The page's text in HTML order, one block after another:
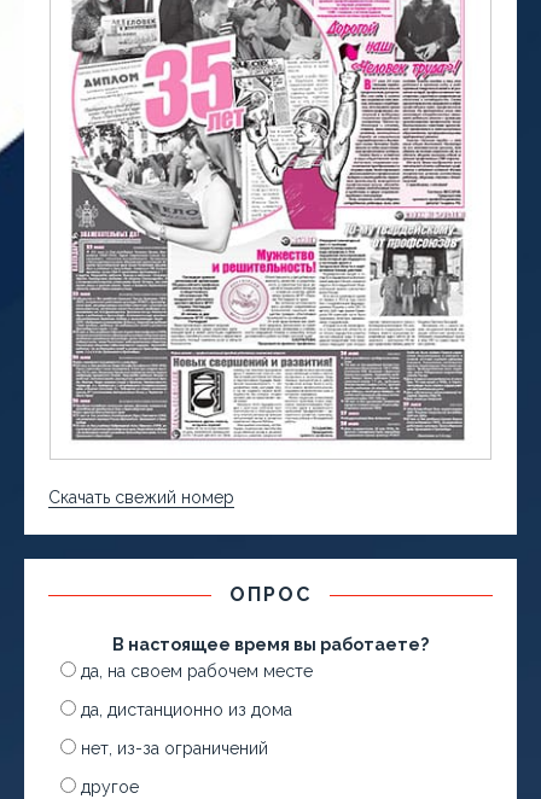
Скачать свежий номер
ОПРОС
В настоящее время вы работаете?
да, на своем рабочем месте
да, дистанционно из дома
нет, из-за ограничений
другое